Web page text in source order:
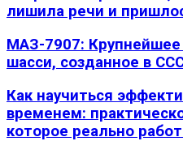
лишила речи и
МАЗ-7907:
шасси, созданное в
Как научиться
временем:
которое реально